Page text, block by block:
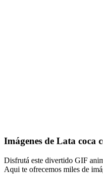
Imágenes de Lata coca
Disfrutá este divertido GIF
Aqui te ofrecemos miles de